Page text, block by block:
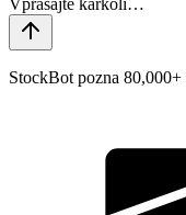
StockBot pozna